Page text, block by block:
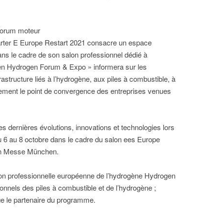
moteur
E Europe Restart 2021 consacre un espace
le cadre de son salon professionnel dédié à
Hydrogen Forum & Expo » informera sur les
liés à l’hydrogène, aux piles à combustible, à
le point de convergence des entreprises venues
dernières évolutions, innovations et technologies lors
au 8 octobre dans le cadre du salon ees Europe
Messe München.
professionnelle européenne de l’hydrogène Hydrogen
des piles à combustible et de l’hydrogène ;
le partenaire du programme.